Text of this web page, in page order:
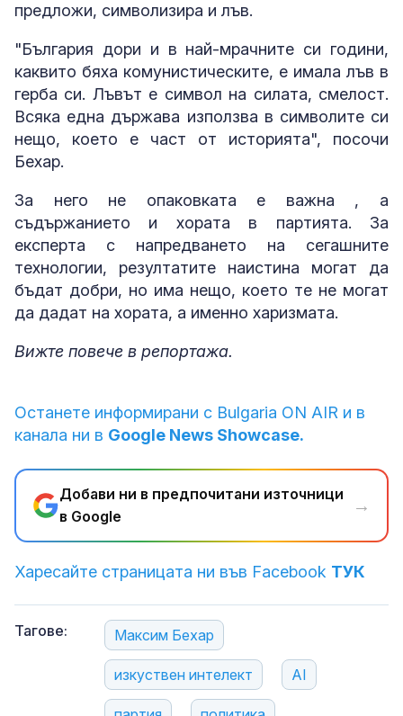
предложи, символизира и лъв.
"България дори и в най-мрачните си години,
каквито бяха комунистическите, е имала лъв в
герба си. Лъвът е символ на силата, смелост.
Всяка една държава използва в символите си
нещо, което е част от историята", посочи
Бехар.
За него не опаковката е важна , а
съдържанието и хората в партията. За
експерта с напредването на сегашните
технологии, резултатите наистина могат да
бъдат добри, но има нещо, което те не могат
да дадат на хората, а именно харизмата.
Вижте повече в репортажа.
Останете информирани с Bulgaria ON AIR и в
канала ни в Google News Showcase.
Добави ни в предпочитани източници
в Google
→
Харесайте страницата ни във Facebook ТУК
Тагове: Максим Бехар
изкуствен интелект AI